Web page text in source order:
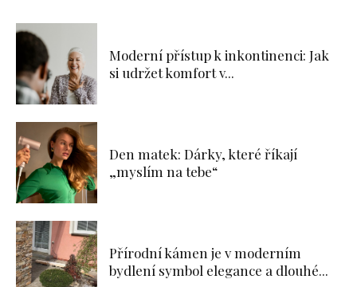
Moderní přístup k inkontinenci: Jak
si udržet komfort v...
Den matek: Dárky, které říkají
„myslím na tebe“
Přírodní kámen je v moderním
bydlení symbol elegance a dlouhé...